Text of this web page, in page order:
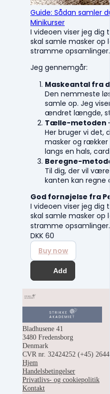
Guide: Sådan samler
Minikurser
I videoen viser jeg dig
skal samle masker
stramme opsamlinger.
Jeg gennemgår:
Maskeantal fra
Den nemmeste
samle op. Jeg
ændret længde,
Tælle-metoden
Her bruger vi det,
masker og
langs en hals,
Beregne-
Til dig, der vil
kanten kan regne
God fornøjelse fra
I videoen viser jeg dig
skal samle masker
stramme
DKK 60
Buy now
Add
Bladhusene 41
3480 Fredensborg
Denmark
CVR nr. 32424252 (+45)
Hjem
Handelsbetingelser
Privatlivs- og cookiepolitik
Kontakt